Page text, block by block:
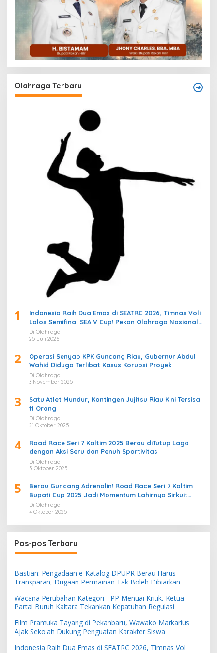
Olahraga Terbaru
1
Indonesia Raih Dua Emas di SEATRC 2026, Timnas Voli
Lolos Semifinal SEA V Cup! Pekan Olahraga Nasional
Bergemuruh
Di Olahraga
25 Juli 2026
2
Operasi Senyap KPK Guncang Riau, Gubernur Abdul
Wahid Diduga Terlibat Kasus Korupsi Proyek
Di Olahraga
3 November 2025
3
Satu Atlet Mundur, Kontingen Jujitsu Riau Kini Tersisa
11 Orang
Di Olahraga
21 Oktober 2025
4
Road Race Seri 7 Kaltim 2025 Berau diTutup Laga
dengan Aksi Seru dan Penuh Sportivitas
Di Olahraga
5 Oktober 2025
5
Berau Guncang Adrenalin! Road Race Seri 7 Kaltim
Bupati Cup 2025 Jadi Momentum Lahirnya Sirkuit
Permanen 2026
Di Olahraga
4 Oktober 2025
Pos-pos Terbaru
Bastian: Pengadaan e-Katalog DPUPR Berau Harus
Transparan, Dugaan Permainan Tak Boleh Dibiarkan
Wacana Perubahan Kategori TPP Menuai Kritik, Ketua
Partai Buruh Kaltara Tekankan Kepatuhan Regulasi
Film Pramuka Tayang di Pekanbaru, Wawako Markarius
Ajak Sekolah Dukung Penguatan Karakter Siswa
Indonesia Raih Dua Emas di SEATRC 2026, Timnas Voli